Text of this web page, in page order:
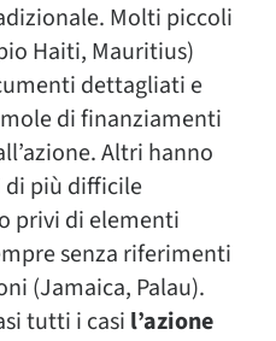
Molti piccoli
Haiti, Mauritius)
dettagliati e
di finanziamenti
Altri hanno
più difficile
privi di elementi
senza riferimenti
(Jamaica, Palau).
tutti i casi l’azione